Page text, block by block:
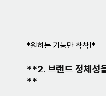
*원하는 기능만 착착!*
**2. 브랜드 정체성
**